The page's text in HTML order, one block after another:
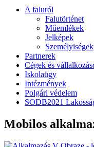
A faluról
Falutörténet
Műemlékek
Jelképek
Személyiségek
Partnerek
Cégek és
Iskolaügy
Intézmények
Polgári védelem
SODB2021
Mobilos